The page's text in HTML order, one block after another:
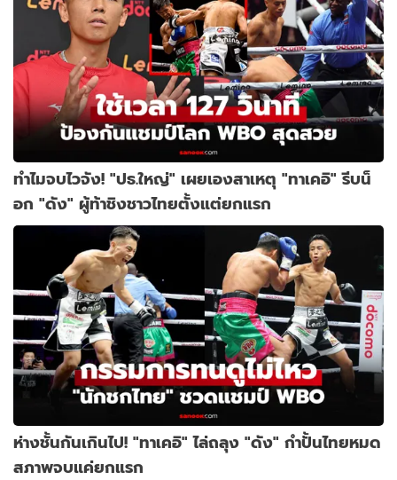
ทำไมจบไวจัง! "ปธ.ใหญ่" เผยเองสาเหตุ "ทาเคอิ" รีบน็
อก "ดัง" ผู้ท้าชิงชาวไทยตั้งแต่ยกแรก
ห่างชั้นกันเกินไป! "ทาเคอิ" ไล่ถลุง "ดัง" กำปั้นไทยหมด
สภาพจบแค่ยกแรก